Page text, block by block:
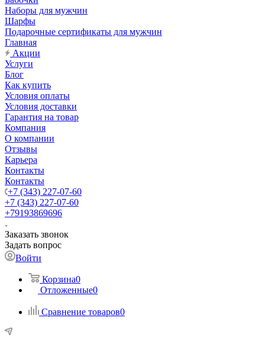
Наборы для мужчин
Шарфы
Подарочные сертификаты для мужчин
Главная
Акции
Услуги
Блог
Как купить
Условия оплаты
Условия доставки
Гарантия на товар
Компания
О компании
Отзывы
Карьера
Контакты
Контакты
+7 (343) 227-07-60
+7 (343) 227-07-60
+79193869696
Заказать звонок
Задать вопрос
Войти
Корзина0
Отложенные0
Сравнение товаров0